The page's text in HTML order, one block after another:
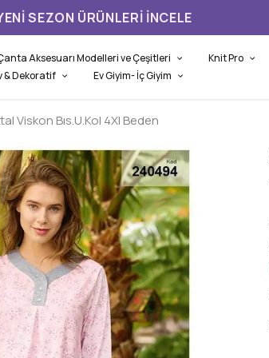
SEZON ÜRÜNLERI İNCELE
Aksesuarı Modelleri ve Çeşitleri Knit Pro
& Dekoratif
Ev Giyim- İç Giyim
Viskon Bıs.U.Kol 4Xl Beden